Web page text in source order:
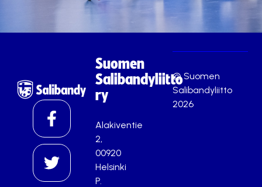
Suomen
Salibandyliitto
ry
Alakiventie
2,
00920
Helsinki
P.
© Suomen
Salibandyliitto
2026